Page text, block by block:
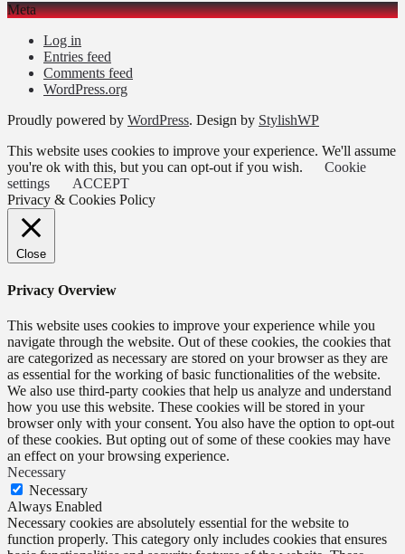
Meta
Log in
Entries feed
Comments feed
WordPress.org
Proudly powered by WordPress. Design by StylishWP
This website uses cookies to improve your experience. We'll assume
you're ok with this, but you can opt-out if you wish.
Cookie
settings
ACCEPT
Privacy & Cookies Policy
Close
Privacy Overview
This website uses cookies to improve your experience while you
navigate through the website. Out of these cookies, the cookies that
are categorized as necessary are stored on your browser as they are
as essential for the working of basic functionalities of the website.
We also use third-party cookies that help us analyze and understand
how you use this website. These cookies will be stored in your
browser only with your consent. You also have the option to opt-out
of these cookies. But opting out of some of these cookies may have
an effect on your browsing experience.
Necessary
Necessary
Always Enabled
Necessary cookies are absolutely essential for the website to
function properly. This category only includes cookies that ensures